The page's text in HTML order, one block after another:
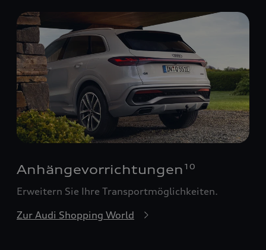
Anhängevorrichtungen 10
Erweitern Sie Ihre Transportmöglichkeiten.
Zur Audi Shopping World